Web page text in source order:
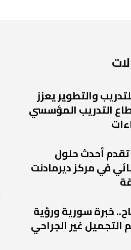
والتطوير يعزز
التدريب المؤسسي
تقدم أحدث حلول
في مركز ديرمادنت
خبرة سورية ورؤية
التجميل غير الجراحي